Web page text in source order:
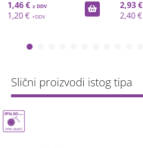
1,46 €
1,20 €
2,93 €
2,40 €
Slični proizvodi istog tipa